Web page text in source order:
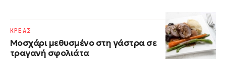
Μοσχάρι μεθυσμένο στη γάστρα σε
τραγανή σφολιάτα
ΚΡΕΑΣ